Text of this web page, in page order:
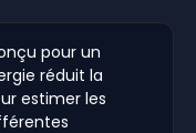
pour un
réduit la
estimer les